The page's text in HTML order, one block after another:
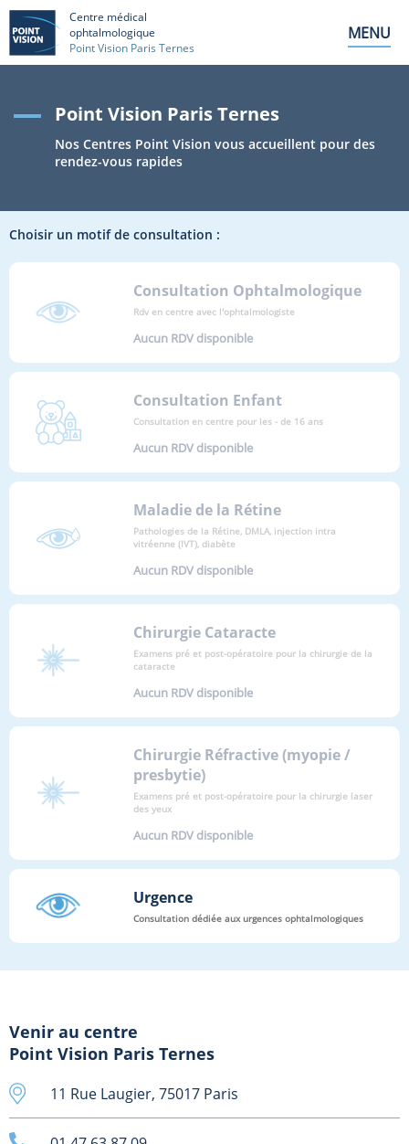
Centre médical
ophtalmologique
Point Vision Paris Ternes
MENU
Point Vision Paris Ternes
Nos Centres Point Vision vous accueillent pour des
rendez-vous rapides
Choisir un motif de consultation :
Consultation Ophtalmologique
Rdv en centre avec l'ophtalmologiste
Aucun RDV disponible
Consultation Enfant
Consultation en centre pour les - de 16 ans
Aucun RDV disponible
Maladie de la Rétine
Pathologies de la Rétine, DMLA, injection intra
vitréenne (IVT), diabète
Aucun RDV disponible
Chirurgie Cataracte
Examens pré et post-opératoire pour la chirurgie de la
cataracte
Aucun RDV disponible
Chirurgie Réfractive (myopie /
presbytie)
Examens pré et post-opératoire pour la chirurgie laser
des yeux
Aucun RDV disponible
Urgence
Consultation dédiée aux urgences ophtalmologiques
Venir au centre
Point Vision Paris Ternes
11 Rue Laugier, 75017 Paris